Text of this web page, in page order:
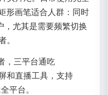
适合人群：同时
，尤其是需要频繁切换
。
，三平台通吃
和直播工具，支持
平台。